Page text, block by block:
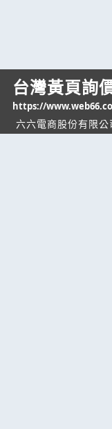
台灣黃頁詢
https://
六六電商股份有限
際標資訊科技股份